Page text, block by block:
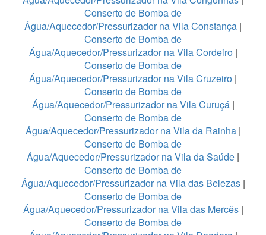
Conserto de Bomba de
Água/Aquecedor/Pressurizador na Vila Constança |
Conserto de Bomba de
Água/Aquecedor/Pressurizador na Vila Cordeiro|
Conserto de Bomba de
Água/Aquecedor/Pressurizador na Vila Cruzeiro |
Conserto de Bomba de
Água/Aquecedor/Pressurizador na Vila Curuçá |
Conserto de Bomba de
Água/Aquecedor/Pressurizador na Vila da Rainha |
Conserto de Bomba de
Água/Aquecedor/Pressurizador na Vila da Saúde |
Conserto de Bomba de
Água/Aquecedor/Pressurizador na Vila das Belezas|
Conserto de Bomba de
Água/Aquecedor/Pressurizador na Vila das Mercês|
Conserto de Bomba de